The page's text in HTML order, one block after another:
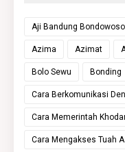
Aji Bandung Bondowoso
Azima Azimat
Bolo Sewu Bonding
Cara Berkomunikasi
Cara Memerintah
Cara Mengakses Tuah